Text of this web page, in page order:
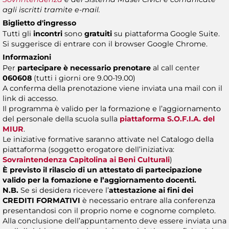
agli iscritti tramite e-mail.
Biglietto d'ingresso
Tutti gli incontri sono gratuiti su piattaforma Google Suite.
Si suggerisce di entrare con il browser Google Chrome.
Informazioni
Per partecipare è necessario prenotare al call center
060608 (tutti i giorni ore 9.00-19.00)
A conferma della prenotazione viene inviata una mail con il
link di accesso.
Il programma è valido per la formazione e l’aggiornamento
del personale della scuola sulla piattaforma S.O.F.I.A. del
MIUR.
Le iniziative formative saranno attivate nel Catalogo della
piattaforma (soggetto erogatore dell’iniziativa:
Sovraintendenza Capitolina ai Beni Culturali)
È previsto il rilascio di un attestato di partecipazione
valido per la fomazione e l’aggiornamento docenti.
N.B. Se si desidera ricevere l’attestazione ai fini dei
CREDITI FORMATIVI è necessario entrare alla conferenza
presentandosi con il proprio nome e cognome completo.
Alla conclusione dell’appuntamento deve essere inviata una